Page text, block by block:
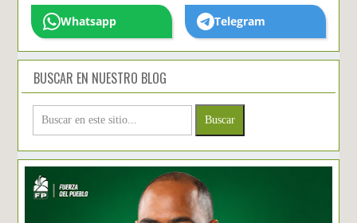
Whatsapp Telegram
BUSCAR EN NUESTRO BLOG